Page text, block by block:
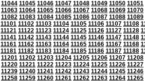
11044 11045 11046 11047 11048 11049 11050 11051
11063 11064 11065 11066 11067 11068 11069 11070
11082 11083 11084 11085 11086 11087 11088 11089
11101 11102 11103 11104 11105 11106 11107 11108
11121 11122 11123 11124 11125 11126 11127 11128
11141 11142 11143 11144 11145 11146 11147 11148
11161 11162 11163 11164 11165 11166 11167 11168
11181 11182 11183 11184 11185 11186 11187 11188
11201 11202 11203 11204 11205 11206 11207 11208
11220 11221 11222 11223 11224 11225 11226 11227
11239 11240 11241 11242 11243 11244 11245 11246
11258 11259 11260 11261 11262 11263 11264 11265